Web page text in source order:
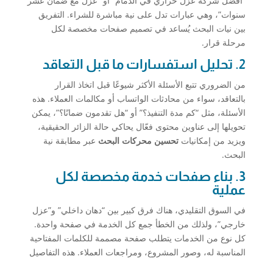
سنوات”، وهي عبارات تدل على نية مباشرة للشراء. التفريق
بين نيات البحث يُساعد في تصميم صفحات مخصصة لكل
مرحلة قرار.
2. تحليل استفسارات ما قبل التعاقد
من الضروري تتبع الأسئلة الأكثر شيوعًا قبل اتخاذ القرار
بالتعاقد، سواء من محادثات الواتساب أو مكالمات العملاء. هذه
الأسئلة، مثل “كم مدة التنفيذ؟” أو “هل تقدمون ضمانًا؟”، يمكن
تحويلها إلى عناوين محتوى فعّال يحاكي حالة الزائر الحقيقية،
ويزيد من إمكانيات تحسين محركات البحث عبر مطابقة نية
البحث.
3. بناء صفحات خدمة مخصصة لكل
عملية
في السوق التقليدي، هناك فرق كبير بين “دهان داخلي” و”عزل
خارجي”، ولذلك من الخطأ جمع كل الخدمة في صفحة واحدة.
كل نوع من الخدمات يتطلب صفحة مصممة للكلمات المفتاحية
المناسبة له، وصور المشروع، ومراجعات العملاء. هذه التفاصيل